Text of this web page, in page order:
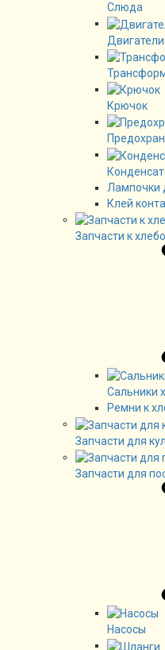
Слюда
Крючок
Лампочки
Клей
Запчасти к
Сальники
Ремни к
Запчасти для
Запчасти для
Насосы